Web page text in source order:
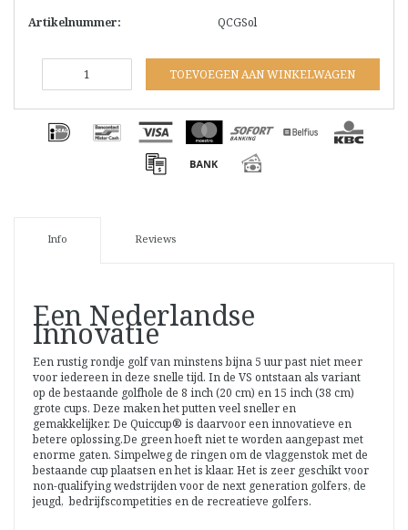
Artikelnummer: QCGSol
TOEVOEGEN AAN WINKELWAGEN
Info Reviews
Een Nederlandse
Innovatie
Een rustig rondje golf van minstens bijna 5 uur past niet meer
voor iedereen in deze snelle tijd. In de VS ontstaan als variant
op de bestaande golfhole de 8 inch (20 cm) en 15 inch (38 cm)
grote cups. Deze maken het putten veel sneller en
gemakkelijker. De Quiccup® is daarvoor een innovatieve en
betere oplossing.De green hoeft niet te worden aangepast met
enorme gaten. Simpelweg de ringen om de vlaggenstok met de
bestaande cup plaatsen en het is klaar. Het is zeer geschikt voor
non-qualifying wedstrijden voor de next generation golfers, de
jeugd, bedrijfscompetities en de recreatieve golfers.